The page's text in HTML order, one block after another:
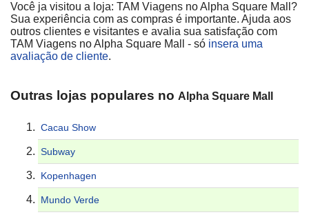
Você ja visitou a loja: TAM Viagens no Alpha Square Mall?
Sua experiência com as compras é importante. Ajuda aos
outros clientes e visitantes e avalia sua satisfação com
TAM Viagens no Alpha Square Mall - só insera uma
avaliação de cliente.
Outras lojas populares no Alpha Square Mall
Cacau Show
Subway
Kopenhagen
Mundo Verde